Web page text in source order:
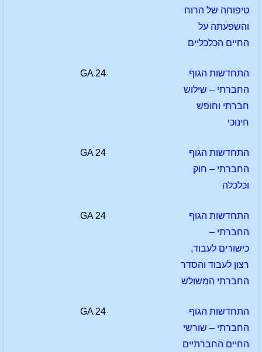
טיפוחה של הרוח
והשפעתה על
החיים הכלכליים
התחדשות הגוף
החברתי – שילוש
חברתי וחופש
חינוכי
GA 24
התחדשות הגוף
החברתי – חוק
וכלכלה
GA 24
התחדשות הגוף
החברתי –
כישורים לעבוד,
רצון לעבוד והסדר
החברתי המשולש
GA 24
התחדשות הגוף
החברתי – שורשי
החיים החברתיים
GA 24